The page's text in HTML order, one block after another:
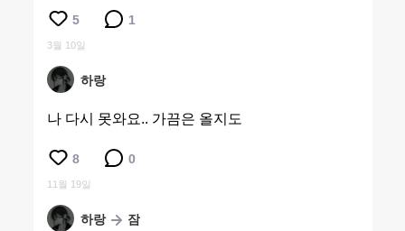
5 1
3월 10일
하랑
나 다시 못와요.. 가끔은 올지도
8 0
11월 19일
하랑 잠